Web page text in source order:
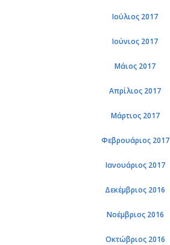
Ιού­λιος 2017
Ιού­νιος 2017
Μάιος 2017
Απρί­λιος 2017
Μάρ­τιος 2017
Φε­βρουά­ριος 2017
Ια­νουά­ριος 2017
Δε­κέμ­βριος 2016
Νο­έμ­βριος 2016
Οκτώ­βριος 2016